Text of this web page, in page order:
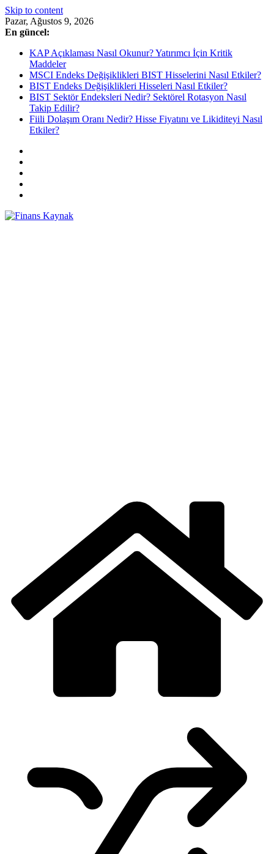
Skip to content
Pazar, Ağustos 9, 2026
En güncel:
KAP Açıklaması Nasıl Okunur? Yatırımcı İçin Kritik
Maddeler
MSCI Endeks Değişiklikleri BIST Hisselerini Nasıl Etkiler?
BIST Endeks Değişiklikleri Hisseleri Nasıl Etkiler?
BIST Sektör Endeksleri Nedir? Sektörel Rotasyon Nasıl
Takip Edilir?
Fiili Dolaşım Oranı Nedir? Hisse Fiyatını ve Likiditeyi Nasıl
Etkiler?